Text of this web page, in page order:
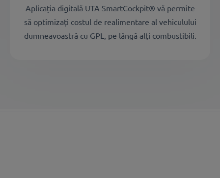
Aplicația digitală UTA SmartCockpit® vă permite
să optimizați costul de realimentare al vehiculului
dumneavoastră cu GPL, pe lângă alți combustibili.